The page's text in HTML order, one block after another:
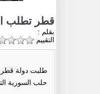
قطر تطلب
بقلم :
التقييم
طلبت دولة قطر
حلب السورية